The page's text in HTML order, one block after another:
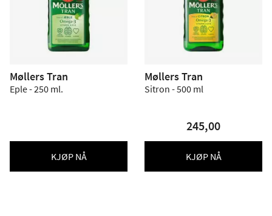
Møllers Tran
Eple - 250 ml.
KJØP NÅ
Møllers Tran
Sitron - 500 ml
245,00
KJØP NÅ